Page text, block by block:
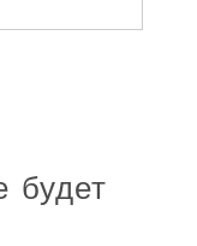
будет